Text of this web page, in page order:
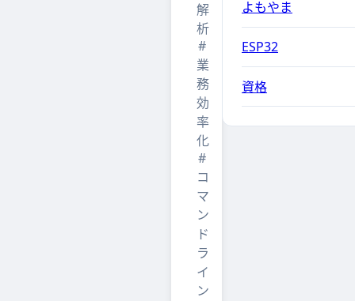
解
析
#
業
務
効
率
化
#
コ
マ
ン
ド
ラ
イ
ン
よもやま
ESP32
資格